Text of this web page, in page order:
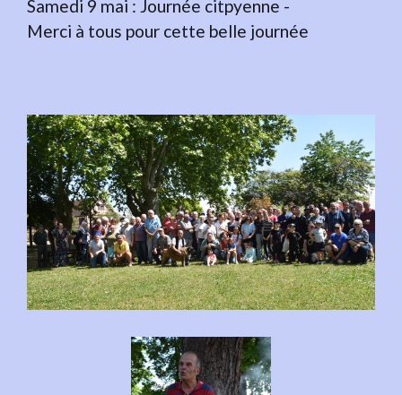
Samedi 9 mai : Journée citpyenne -
​​​​​​​Merci à tous pour cette belle journée